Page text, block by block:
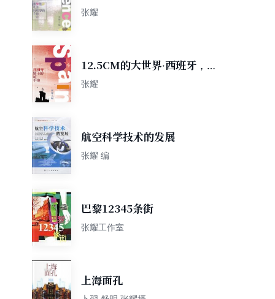
米开朗基罗的手指一点
张耀
12.5CM的大世界·西班牙，骑
士的城不悔
张耀
航空科学技术的发展
张耀 编
巴黎12345条街
张耀工作室
上海面孔